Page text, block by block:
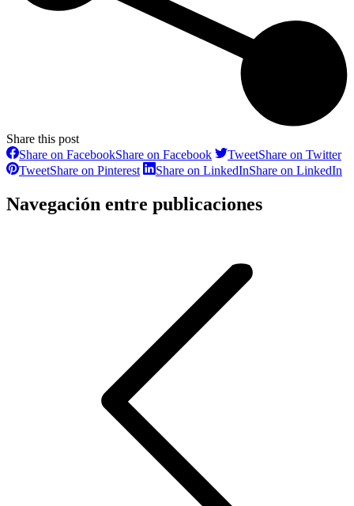
Share this post
Share on FacebookShare on Facebook TweetShare on Twitter
TweetShare on Pinterest Share on LinkedInShare on LinkedIn
Navegación entre publicaciones